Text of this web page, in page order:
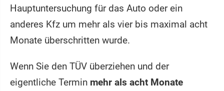
Hauptuntersuchung für das Auto oder ein
anderes Kfz um mehr als vier bis maximal acht
Monate überschritten wurde.
Wenn Sie den TÜV überziehen und der
eigentliche Termin mehr als acht Monate